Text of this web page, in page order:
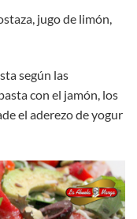
jugo de limón,
según las
con el jamón, los
el aderezo de yogur